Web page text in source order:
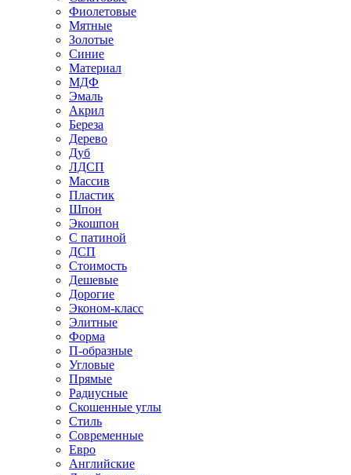
Фиолетовые
Мятные
Золотые
Синие
Материал
МДФ
Эмаль
Акрил
Береза
Дерево
Дуб
ЛДСП
Массив
Пластик
Шпон
Экошпон
С патиной
ДСП
Стоимость
Дешевые
Дорогие
Эконом-класс
Элитные
Форма
П-образные
Угловые
Прямые
Радиусные
Скошенные углы
Стиль
Современные
Евро
Английские